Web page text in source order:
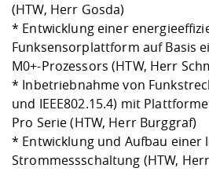
(HTW, Herr Gosda)
* Entwicklung einer
Funksensorplattform auf Basis
M0+-Prozessors (HTW, Herr
* Inbetriebnahme von
und IEEE802.15.4) mit
Pro Serie (HTW, Herr Burggraf)
* Entwicklung und Aufbau einer
Strommessschaltung (HTW,